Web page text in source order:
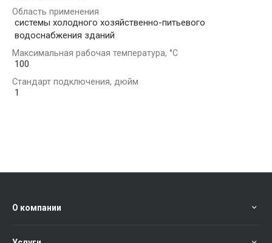
Область применения
системы холодного хозяйственно-питьевого
водоснабжения зданий
Максимальная рабочая температура, °С
100
Стандарт подключения, дюйм
1
О компании